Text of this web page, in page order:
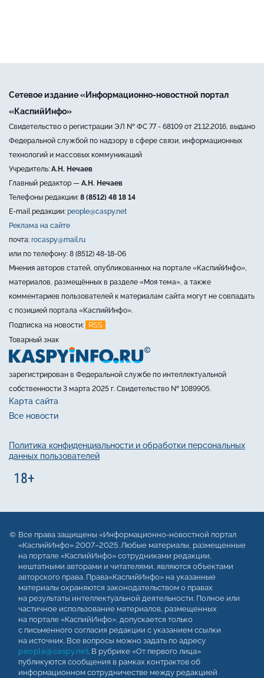
Сетевое издание «Информационно-новостной портал
«КаспийИнфо»
Свидетельство о регистрации ЭЛ № ФС 77 - 68109 от 21.12.2016, выдано
Федеральной службой по надзору в сфере связи, информационных
технологий и массовых коммуникаций
Учредитель: А.Н. Нечаев
Главный редактор — А.Н. Нечаев
Телефоны редакции: 8 (8512) 48 18 14
E-mail редакции: people@caspy.net
Реклама на сайте
почта: rocaspy@mail.ru
или по телефону: 8 (8512) 48-18-06
Мнения авторов статей, опубликованных на портале «КаспийИнфо»,
материалов, размещённых в разделе «Моя тема», а также
комментариев пользователей к материалам сайта могут не совпадать
с позицией портала «КаспийИнфо».
Подписка на новости:
RSS
Товарный знак
зарегистрирован в Федеральной службе по интеллектуальной
собственности 3 марта 2025 г. Свидетельство № 1089905.
Карта сайта
Все новости
Политика конфиденциальности и обработки персональных
данных пользователей
Все права защищены «Информационно-новостной портал
«КаспийИнфо» 2007–2025. Любые материалы, размещенные
на портале «КаспийИнфо» сотрудниками редакции,
нештатными авторами и читателями, являются объектами
авторского права. Права«КаспийИнфо» на указанные
материалы охраняются законодательством о правах
на результаты интеллектуальной деятельности. Полное или
частичное использование материалов, размещенных
на портале «КаспийИнфо», допускается только
с письменного согласия редакции с указанием ссылки
на источник. Все вопросы можно задать по адресу
people@caspy.net. В рубрике «От первого лица»
публикуются сообщения в рамках контрактов об
информационном сотрудничестве между редакцией